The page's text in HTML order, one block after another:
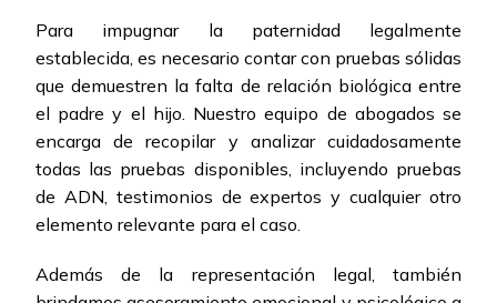
Para impugnar la paternidad legalmente
establecida, es necesario contar con pruebas sólidas
que demuestren la falta de relación biológica entre
el padre y el hijo. Nuestro equipo de abogados se
encarga de recopilar y analizar cuidadosamente
todas las pruebas disponibles, incluyendo pruebas
de ADN, testimonios de expertos y cualquier otro
elemento relevante para el caso.
Además de la representación legal, también